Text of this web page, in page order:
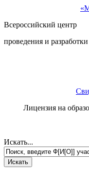
Всероссийский центр
проведения и
Лицензия на
Искать...